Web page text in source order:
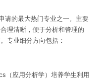
请的最大热门专业之一。主要
理清晰，便于分析和管理的
专业细分方向包括：
（应用分析学）培养学生利用